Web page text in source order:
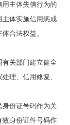
主体失信行为的
主体实施信用惩戒
合法权益。
关部门建立健全
理、信用修复、
份证号码作为关
效身份证件号码作